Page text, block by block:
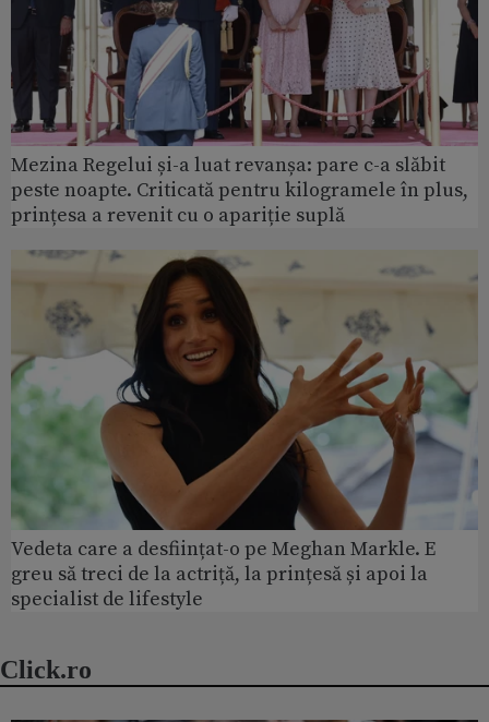
Mezina Regelui și-a luat revanșa: pare c-a slăbit
peste noapte. Criticată pentru kilogramele în plus,
prințesa a revenit cu o apariție suplă
Vedeta care a desființat-o pe Meghan Markle. E
greu să treci de la actriță, la prințesă și apoi la
specialist de lifestyle
Click.ro